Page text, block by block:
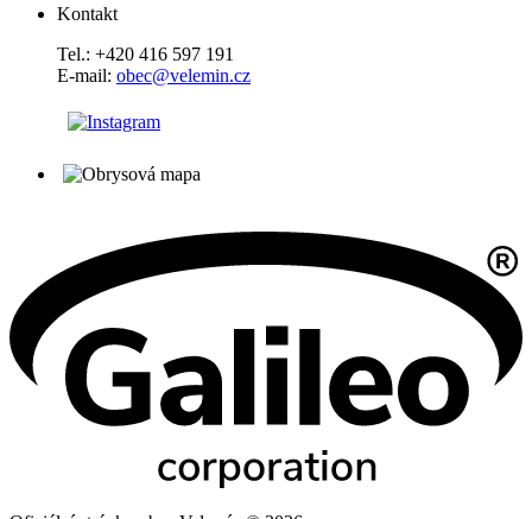
Kontakt
Tel.: +420 416 597 191
E-mail: obec@velemin.cz